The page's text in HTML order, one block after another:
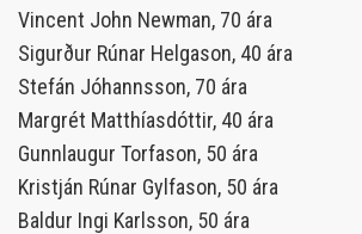
Vincent John Newman, 70 ára
Sigurður Rúnar Helgason, 40 ára
Stefán Jóhannsson, 70 ára
Margrét Matthíasdóttir, 40 ára
Gunnlaugur Torfason, 50 ára
Kristján Rúnar Gylfason, 50 ára
Baldur Ingi Karlsson, 50 ára